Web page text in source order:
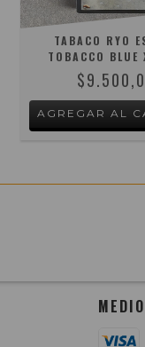
TABACO RYO
TOBACCO BLUE